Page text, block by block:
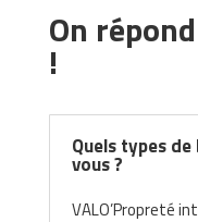
On
!
Quels types
vous ?
VALO’Propreté